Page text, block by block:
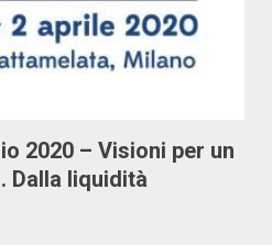
2020 – Visioni per un
Dalla liquidità